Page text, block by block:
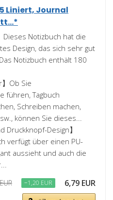
Liniert, Journal
Dieses Notizbuch hat die
Design, das sich sehr gut
Notizbuch enthält 180
】Ob Sie
führen, Tagbuch
Schreiben machen,
können Sie dieses...
Druckknopf-Design】
verfügt über einen PU-
aussieht und auch die
−1,20 EUR 6,79 EUR